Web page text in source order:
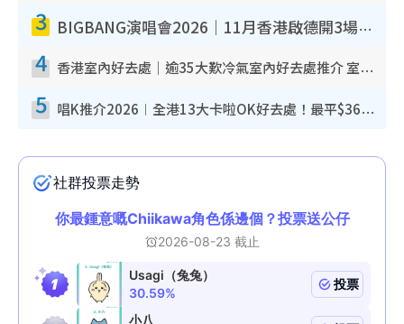
3 BIGBANG演唱會2026｜11月香港啟德開3場！實名制VIP申請、優先購票攻略
4 香港室內好去處｜逾35大歎冷氣室內好去處推介 室內活動免費避雨無懼落雨
5 唱K推介2026︱全港13大卡啦OK好去處！最平$36起 日文K都有！(附地址+收費詳情)